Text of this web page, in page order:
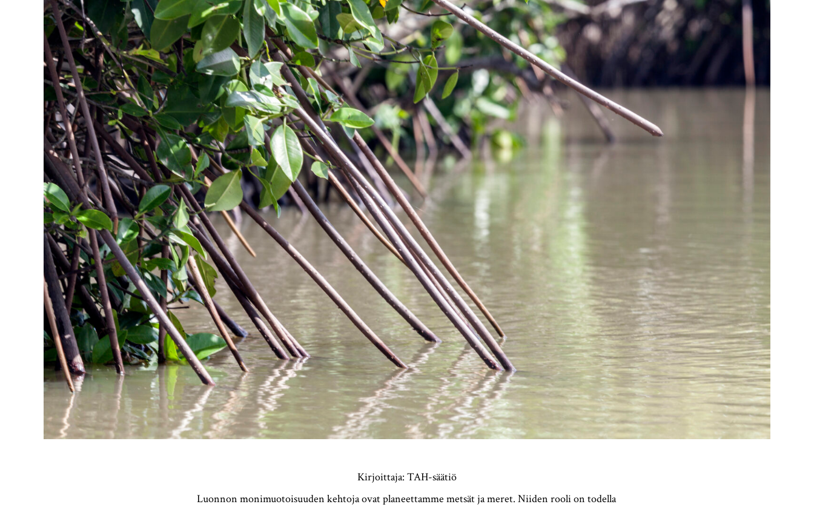
Kirjoittaja: TAH-säätiö
Luonnon monimuotoisuuden kehtoja ovat planeettamme metsät ja meret. Niiden rooli on todella